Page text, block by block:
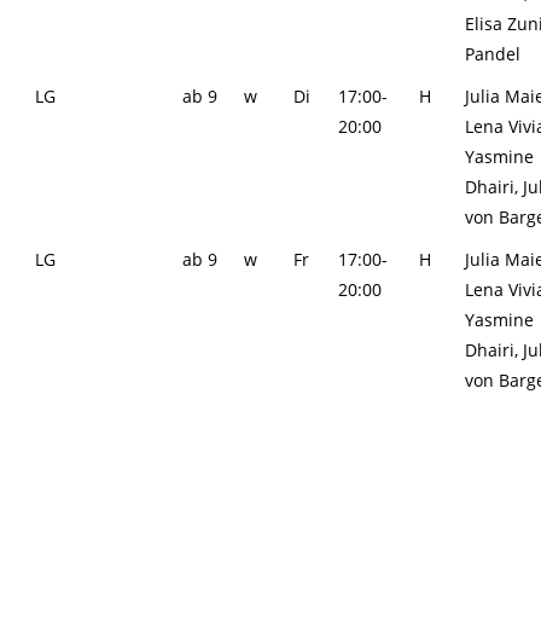
Elisa
Pandel
LG
ab 9 w Di
17:00-
20:00
H
Julia
Lena
Yasmine
Dhairi,
von
LG
ab 9 w Fr
17:00-
20:00
H
Julia
Lena
Yasmine
Dhairi,
von